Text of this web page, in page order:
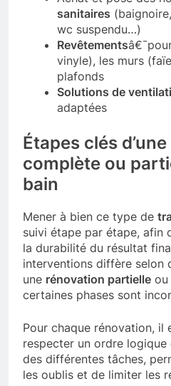
sanitaires
wc suspendu…)
Revêtements
vinyle), les murs
plafonds
Solutions de
adaptées
Étapes clés
complète ou
bain
Mener à bien ce type de
suivi étape par étape, afin
la durabilité du résultat
interventions diffère selon
une rénovation partielle ou
certaines phases sont
Pour chaque rénovation, il
respecter un ordre logique
des différentes tâches,
les oublis et de limiter les